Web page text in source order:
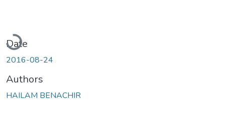
Date
2016-08-24
Authors
HAILAM BENACHIR